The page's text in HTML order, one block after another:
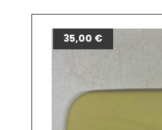
35,00 €